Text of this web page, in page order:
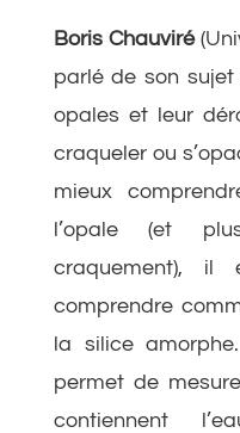
Boris Chauviré
parlé de son
opales et leur
craqueler ou
mieux
l’opale (et
craquement), il
comprendre
la silice
permet de
contiennent